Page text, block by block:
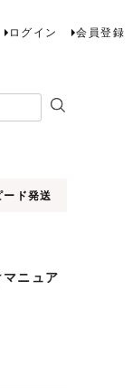
ログイン 会員登録
ド発送
ニュア